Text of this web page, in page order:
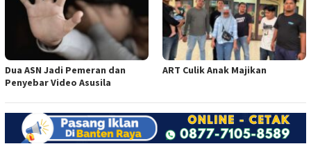
Dua ASN Jadi Pemeran dan
Penyebar Video Asusila
ART Culik Anak Majikan